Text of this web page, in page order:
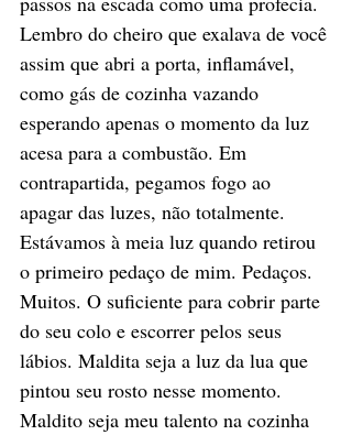
Lembro do cheiro que exalava de você
assim que abri a porta, inflamável,
como gás de cozinha vazando
esperando apenas o momento da luz
acesa para a combustão. Em
contrapartida, pegamos fogo ao
apagar das luzes, não totalmente.
Estávamos à meia luz quando retirou
o primeiro pedaço de mim. Pedaços.
Muitos. O suficiente para cobrir parte
do seu colo e escorrer pelos seus
lábios. Maldita seja a luz da lua que
pintou seu rosto nesse momento.
Maldito seja meu talento na cozinha